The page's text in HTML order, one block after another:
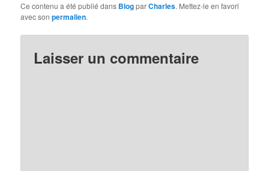
Ce contenu a été publié dans BlogparCharles. Mettez-le en favori
avec sonpermalien.
Laisser un commentaire